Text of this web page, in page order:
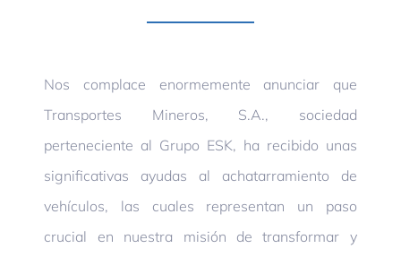
Nos complace enormemente anunciar que
Transportes Mineros, S.A., sociedad
perteneciente al Grupo ESK, ha recibido unas
significativas ayudas al achatarramiento de
vehículos, las cuales representan un paso
crucial en nuestra misión de transformar y